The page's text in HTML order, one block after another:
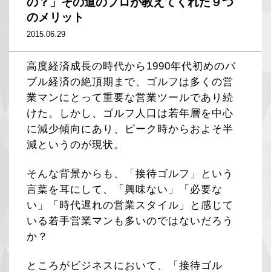
のメリット
2015.06.29
高度経済成長の時代から1990年代初めのバ
ブル経済の絶頂期まで、ゴルフは多くの営
業マンにとって重要な営業ツールであり続
けた。しかし、ゴルフ人口は若年層を中心
に減少傾向にあり、ピーク時からおよそ半
減というのが現状。
そんな背景からも、「接待ゴルフ」という
言葉を耳にして、「興味ない」「必要な
い」「時代遅れの営業スタイル」と感じて
いる若手営業マンも多いのではないだろう
か？
ところがビジネスにおいて、「接待ゴル